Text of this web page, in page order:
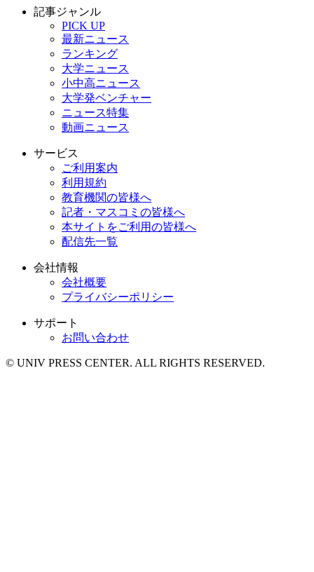
記事ジャンル
PICK UP
最新ニュース
ランキング
大学ニュース
小中高ニュース
大学発ベンチャー
ニュース特集
動画ニュース
サービス
ご利用案内
利用規約
教育機関の皆様へ
記者・マスコミの皆様へ
本サイトをご利用の皆様へ
配信先一覧
会社情報
会社概要
プライバシーポリシー
サポート
お問い合わせ
© UNIV PRESS CENTER. ALL RIGHTS RESERVED.